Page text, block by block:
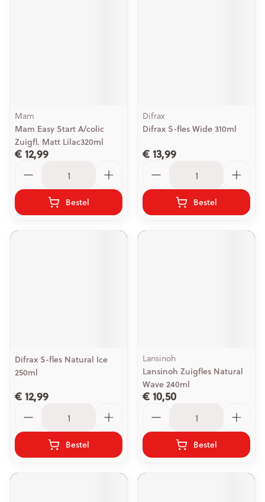
Mam
Mam Easy Start A/colic
Zuigfl. Matt Lilac320ml
€ 12,99
Bestel
Difrax
Difrax S-fles Wide 310ml
€ 13,99
Bestel
Difrax S-fles Natural Ice
250ml
€ 12,99
Bestel
Lansinoh
Lansinoh Zuigfles Natural
Wave 240ml
€ 10,50
Bestel